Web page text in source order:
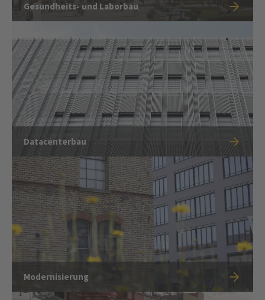
Gesundheits- und Laborbau
Datacenterbau
Modernisierung